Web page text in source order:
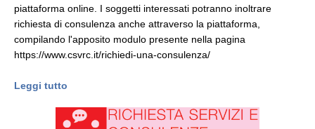
piattaforma online. I soggetti interessati potranno inoltrare
richiesta di consulenza anche attraverso la piattaforma,
compilando l'apposito modulo presente nella pagina
https://www.csvrc.it/richiedi-una-consulenza/
Leggi tutto